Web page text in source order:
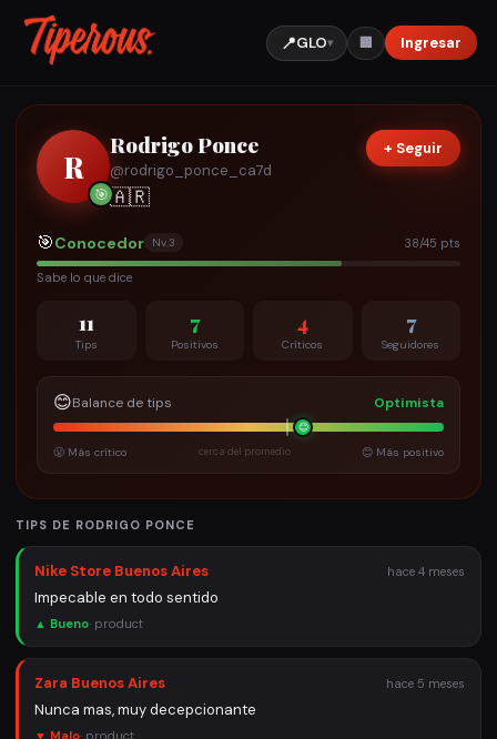
📍GLO▾ 🏢 Ingresar
R
🎯
Rodrigo Ponce
@rodrigo_ponce_ca7d
🇦🇷
+ Seguir
🎯Conocedor Nv.3 38/45 pts
Sabe lo que dice
11
Tips
7
Positivos
4
Críticos
7
Seguidores
😊Balance de tips Optimista
😊
😤 Más crítico cerca del promedio 😊 Más positivo
TIPS DE RODRIGO PONCE
Nike Store Buenos Aires hace 4 meses
Impecable en todo sentido
▲ Bueno· product
Zara Buenos Aires hace 5 meses
Nunca mas, muy decepcionante
▼ Malo· product